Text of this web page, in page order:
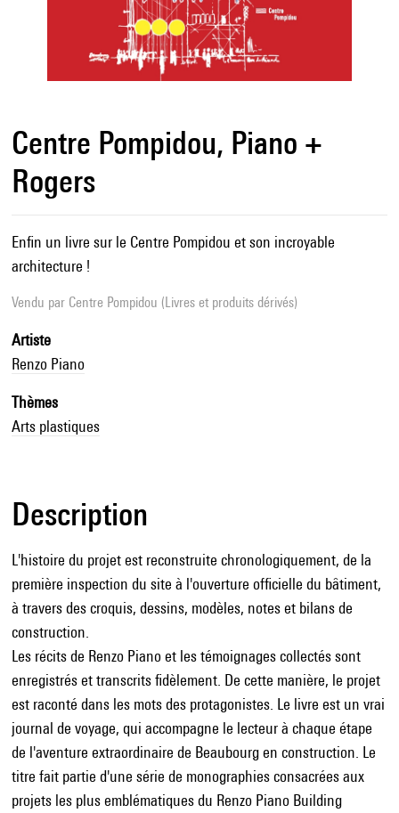
Centre Pompidou, Piano +
Rogers
Enfin un livre sur le Centre Pompidou et son incroyable
architecture !
Vendu par Centre Pompidou (Livres et produits dérivés)
Artiste
Renzo Piano
Thèmes
Arts plastiques
Description
L'histoire du projet est reconstruite chronologiquement, de la
première inspection du site à l'ouverture officielle du bâtiment,
à travers des croquis, dessins, modèles, notes et bilans de
construction.
Les récits de Renzo Piano et les témoignages collectés sont
enregistrés et transcrits fidèlement. De cette manière, le projet
est raconté dans les mots des protagonistes. Le livre est un vrai
journal de voyage, qui accompagne le lecteur à chaque étape
de l'aventure extraordinaire de Beaubourg en construction. Le
titre fait partie d'une série de monographies consacrées aux
projets les plus emblématiques du Renzo Piano Building